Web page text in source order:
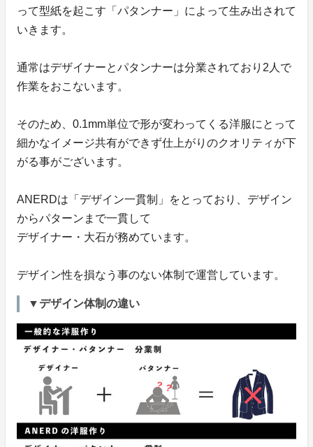
って型紙を起こす「パタンナー」によって生み出されて
いきます。
通常はデザイナーとパタンナーは分業されており2人で
作業をおこないます。
そのため、0.1mm単位で形が変わってくる洋服にとって
細かなイメージ共有ができず仕上がりのクオリティが下
がる事がございます。
ANERDは「デザイン一貫制」をとっており、デザイン
からパターンまで一貫して
デザイナー・大石が務めています。
デザイン性を損なう事のない体制で運営しています。
▼デザイン体制の違い